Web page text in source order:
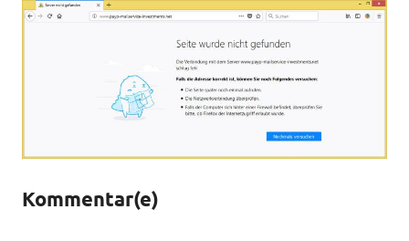
Kommentar(e)